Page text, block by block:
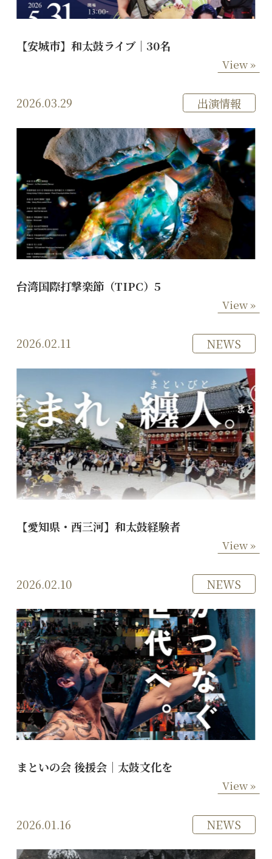
【安城市】和太鼓ライブ｜30名
View »
2026.03.29 出演情報
台湾国際打撃楽節（TIPC）5
View »
2026.02.11 NEWS
【愛知県・西三河】和太鼓経験者
View »
2026.02.10 NEWS
まといの会 後援会｜太鼓文化を
View »
2026.01.16 NEWS